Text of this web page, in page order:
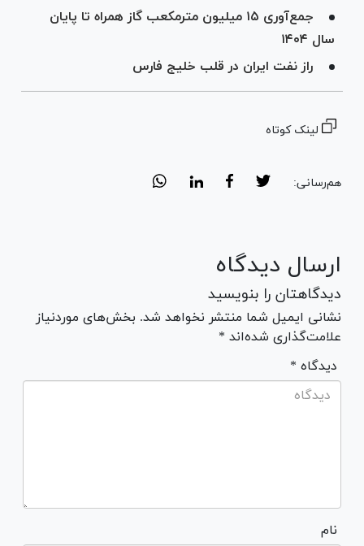
جمع‌آوری ۱۵ میلیون مترمکعب گاز همراه تا پایان
سال ۱۴۰۴
راز نفت ایران در قلب خلیج فارس
لینک کوتاه
هم‌رسانی:
ارسال دیدگاه
دیدگاهتان را بنویسید
نشانی ایمیل شما منتشر نخواهد شد. بخش‌های موردنیاز
علامت‌گذاری شده‌اند *
* دیدگاه
نام